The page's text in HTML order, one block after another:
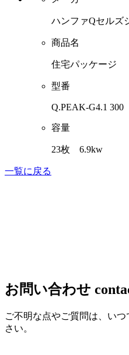
ハンファQセルズ
商品名
住宅パッケージ
型番
Q.PEAK-G4.1 300
容量
23枚 6.9kw
一覧に戻る
お問い合わせ
ご不明な点やご質問は、い
さい。